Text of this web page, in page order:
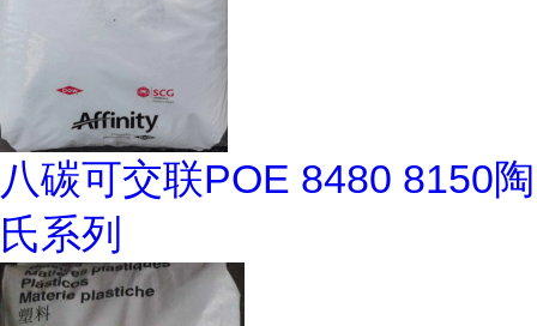
八碳可交联POE 8480 8150陶
氏系列